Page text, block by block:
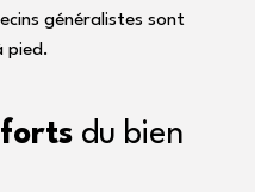
généralistes sont
pied.
forts du bien